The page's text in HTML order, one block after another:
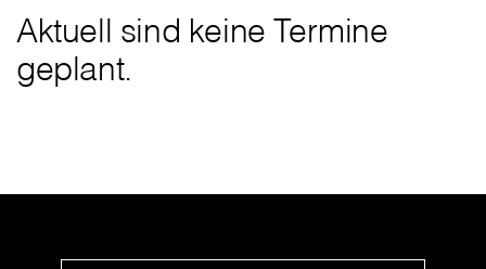
Aktuell sind keine Termine
geplant.